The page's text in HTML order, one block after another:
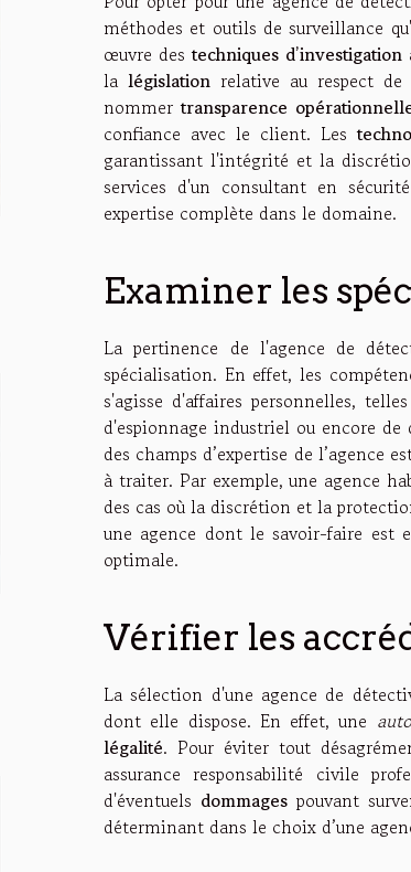
méthodes et outils de surveillance
œuvre destechniques d’investigation
la législation relative au respect
nommertransparence
confiance avec le client. Les
garantissant l'intégrité et la
services d'un consultant en
expertise complète dans le domaine.
Examiner les
La pertinence de l'agence de
spécialisation. En effet, les
s'agisse d'affaires personnelles,
d'espionnage industriel ou encore
des champs d’expertise de l’agence
à traiter. Par exemple, une agence
des cas où la discrétion et la
une agence dont le savoir-faire est
optimale.
Vérifier les
La sélection d'une agence de
dont elle dispose. En effet, une
légalité. Pour éviter tout
assurance responsabilité civile
d'éventuels dommagespouvant
déterminant dans le choix d’une